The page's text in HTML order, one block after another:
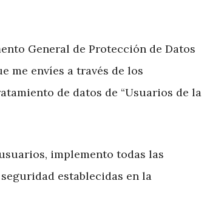
General de Protección de Datos
me envíes a través de los
de datos de “Usuarios de la
implemento todas las
establecidas en la